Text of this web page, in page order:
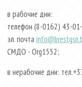
в рабочие дни:
телефон (8-0162) 43-
эл. почта
СМДО - Org1552;
в нерабочие дни: